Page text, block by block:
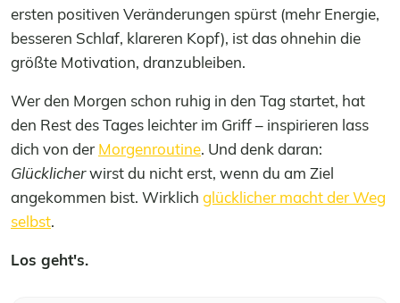
ersten positiven Veränderungen spürst (mehr Energie,
besseren Schlaf, klareren Kopf), ist das ohnehin die
größte Motivation, dranzubleiben.
Wer den Morgen schon ruhig in den Tag startet, hat
den Rest des Tages leichter im Griff – inspirieren lass
dich von der Morgenroutine. Und denk daran:
Glücklicherwirst du nicht erst, wenn du am Ziel
angekommen bist. Wirklich glücklicher macht der Weg
selbst.
Los geht's.